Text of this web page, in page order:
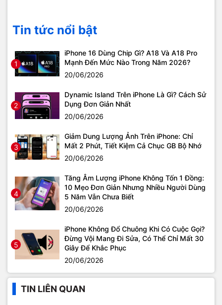
Tin tức nổi bật
1
iPhone 16 Dùng Chip Gì? A18 Và A18 Pro
Mạnh Đến Mức Nào Trong Năm 2026?
20/06/2026
2
Dynamic Island Trên iPhone Là Gì? Cách Sử
Dụng Đơn Giản Nhất
20/06/2026
3
Giảm Dung Lượng Ảnh Trên iPhone: Chỉ
Mất 2 Phút, Tiết Kiệm Cả Chục GB Bộ Nhớ
20/06/2026
4
Tăng Âm Lượng iPhone Không Tốn 1 Đồng:
10 Mẹo Đơn Giản Nhưng Nhiều Người Dùng
5 Năm Vẫn Chưa Biết
20/06/2026
5
iPhone Không Đổ Chuông Khi Có Cuộc Gọi?
Đừng Vội Mang Đi Sửa, Có Thể Chỉ Mất 30
Giây Để Khắc Phục
20/06/2026
TIN LIÊN QUAN